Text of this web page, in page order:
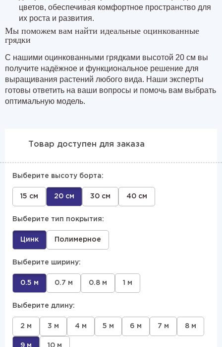
цветов, обеспечивая комфортное пространство для
их роста и развития.
Мы поможем вам найти идеальные оцинкованные
грядки
С нашими оцинкованными грядками высотой 20 см вы
получите надёжное и функциональное решение для
выращивания растений любого вида. Наши эксперты
готовы ответить на ваши вопросы и помочь вам выбрать
оптимальную модель.
Товар доступен для заказа
Выберите высоту борта:
15 см 20 см 30 см 40 см
Выберите тип покрытия:
Цинк Полимерное
Выберите ширину:
0.5 м 0.7 м 0.8 м 1 м
Выберите длину:
2 м 3 м 4 м 5 м 6 м 7 м 8 м
9 м 10 м